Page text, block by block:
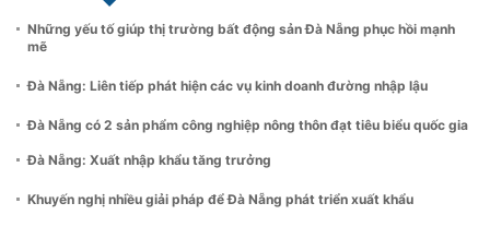
Những yếu tố giúp thị trường bất động sản Đà Nẵng phục hồi mạnh
mẽ
Đà Nẵng: Liên tiếp phát hiện các vụ kinh doanh đường nhập lậu
Đà Nẵng có 2 sản phẩm công nghiệp nông thôn đạt tiêu biểu quốc gia
Đà Nẵng: Xuất nhập khẩu tăng trưởng
Khuyến nghị nhiều giải pháp để Đà Nẵng phát triển xuất khẩu